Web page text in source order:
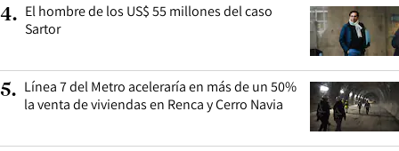
4. El hombre de los US$ 55 millones del caso
Sartor
5. Línea 7 del Metro aceleraría en más de un 50%
la venta de viviendas en Renca y Cerro Navia